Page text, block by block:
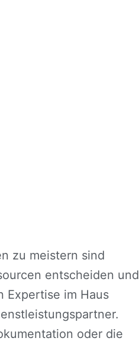
zu meistern sind
entscheiden und
Expertise im Haus
oder die